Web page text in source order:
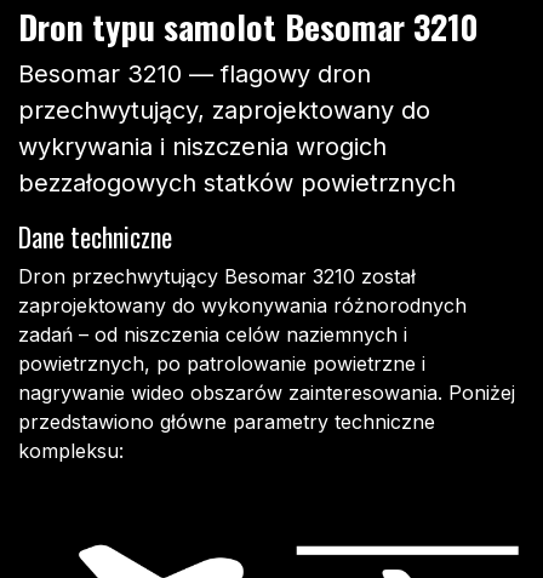
Dron typu samolot Besomar 3210
Besomar 3210 — flagowy dron
przechwytujący, zaprojektowany do
wykrywania i niszczenia wrogich
bezzałogowych statków powietrznych
Dane techniczne
Dron przechwytujący Besomar 3210 został
zaprojektowany do wykonywania różnorodnych
zadań – od niszczenia celów naziemnych i
powietrznych, po patrolowanie powietrzne i
nagrywanie wideo obszarów zainteresowania. Poniżej
przedstawiono główne parametry techniczne
kompleksu: